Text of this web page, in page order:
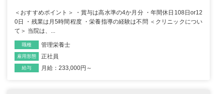
＜おすすめポイント＞ ・賞与は高水準の4か月分 ・年間休日108日or12
0日 ・残業は月5時間程度 ・栄養指導の経験は不問 ＜クリニックについ
て＞ 当院は、...
職種 管理栄養士
雇用形態 正社員
給与 月給：233,000円～